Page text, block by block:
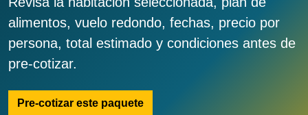
alimentos, vuelo redondo, fechas, precio por
persona, total estimado y condiciones antes de
pre-cotizar.
Pre-cotizar este paquete